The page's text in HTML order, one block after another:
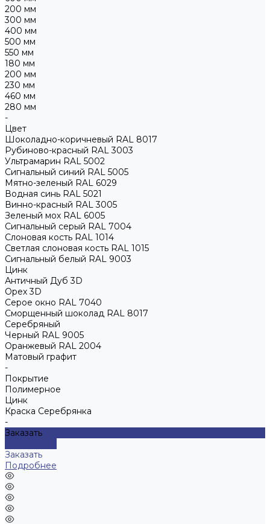
200 мм
300 мм
400 мм
500 мм
550 мм
180 мм
200 мм
230 мм
460 мм
280 мм
-
Цвет
Шоколадно-коричневый RAL 8017
Рубиново-красный RAL 3003
Ультрамарин RAL 5002
Сигнальный синий RAL 5005
Мятно-зеленый RAL 6029
Водная синь RAL 5021
Винно-красный RAL 3005
Зеленый мох RAL 6005
Сигнальный серый RAL 7004
Слоновая кость RAL 1014
Светлая слоновая кость RAL 1015
Сигнальный белый RAL 9003
Цинк
Античный Дуб 3D
Орех 3D
Серое окно RAL 7040
Сморщенный шоколад RAL 8017
Серебряный
Черный RAL 9005
Оранжевый RAL 2004
Матовый графит
-
Покрытие
Полимерное
Цинк
Краска Серебрянка
-
Заказать
Заказать
Подробнее